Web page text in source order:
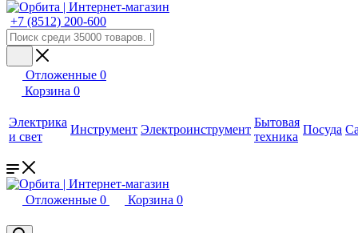
+7 (8512) 200-600
Отложенные 0
Корзина 0
Электрика
и свет
Инструмент Электроинструмент
Бытовая
техника
Посуда
Отложенные 0 Корзина 0